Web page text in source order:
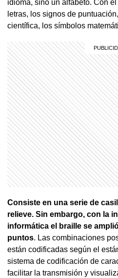
idioma, sino un alfabeto. Con
letras, los signos de
científica, los símbolos
Consiste en una serie de
relieve. Sin embargo, con la
informática el braille se
puntos. Las combinaciones
están codificadas según el
sistema de codificación de
facilitar la transmisión y